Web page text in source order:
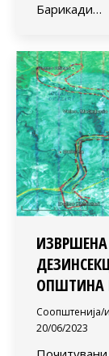
Барикади…
ОПШТИНА
Соопштенија/
20/06/2023